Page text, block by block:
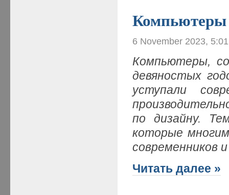
Компьютеры
6 November 2023,
Компьютеры,
девяностых
уступали
по дизайну.
которые
современников
Читать далее »